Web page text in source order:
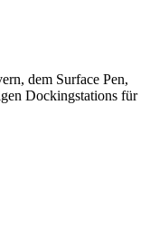
dem Surface Pen,
Dockingstations für